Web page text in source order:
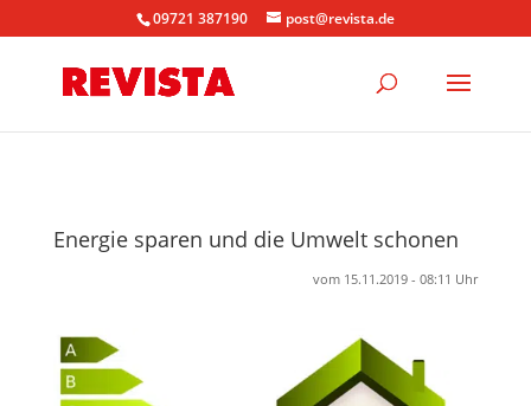
09721 387190 post@revista.de
Energie sparen und die Umwelt schonen
vom 15.11.2019 - 08:11 Uhr